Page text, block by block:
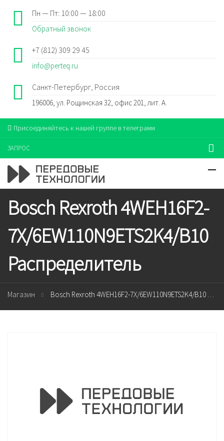
Пн — Пт: 10:00 — 18:00
Обратный звонок
+7 (812) 309 29 45
info@perteq.ru
Санкт-Петербург, Россия
196006, ул. Рощинская 32, офис 201, лит. А.
Присоединяйтесь к нашей группе в телеграмм
ЗАПРОС
Bosch Rexroth 4WEH16F2-
7X/6EW110N9ETS2K4/B10
Распределитель
Магазин Bosch Rexroth 4WEH16F2-7X/6EW110N9ETS2K4/B10 Распределитель